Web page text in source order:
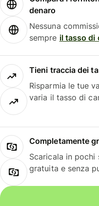
denaro
Nessuna
sempre il tasso di
Tieni traccia dei
Risparmia le tue
varia il tasso di
Completamente
Scaricala in pochi
gratuita e senza